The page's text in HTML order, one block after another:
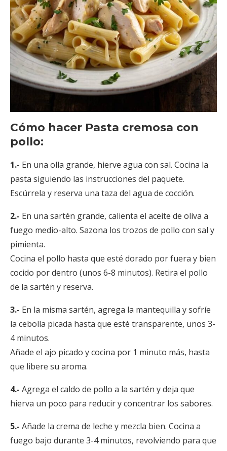
Cómo hacer Pasta cremosa con
pollo:
1.- En una olla grande, hierve agua con sal. Cocina la
pasta siguiendo las instrucciones del paquete.
Escúrrela y reserva una taza del agua de cocción.
2.- En una sartén grande, calienta el aceite de oliva a
fuego medio-alto. Sazona los trozos de pollo con sal y
pimienta.
Cocina el pollo hasta que esté dorado por fuera y bien
cocido por dentro (unos 6-8 minutos). Retira el pollo
de la sartén y reserva.
3.- En la misma sartén, agrega la mantequilla y sofríe
la cebolla picada hasta que esté transparente, unos 3-
4 minutos.
Añade el ajo picado y cocina por 1 minuto más, hasta
que libere su aroma.
4.- Agrega el caldo de pollo a la sartén y deja que
hierva un poco para reducir y concentrar los sabores.
5.- Añade la crema de leche y mezcla bien. Cocina a
fuego bajo durante 3-4 minutos, revolviendo para que